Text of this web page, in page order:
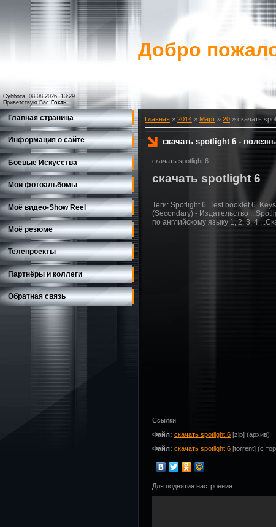
Суббота, 08.08.2026, 13:29
Приветствую Вас Гость
Добро
Главная страница
Информация о сайте
Боевые Искусства
Мои фотоальбомы
Моё видео-Show Reеl
Моё резюме
Телепроекты
Партнёры и коллеги
Обратная связь
Главная » 2014 » Март » 20 » скачать
скачать spotlight 6 -
скачать spotlight 6
скачать spotlight 6
Теги: Spotlight 6. Test booklet 6.
(Secondary) - Издательство
по английскому языку 1, 2, 3, 4
Ссылки
Файл: скачать spotlight 6 [zip] (архив)
Файл: скачать spotlight 6 [torrent] (с
Для поднятия настроения: